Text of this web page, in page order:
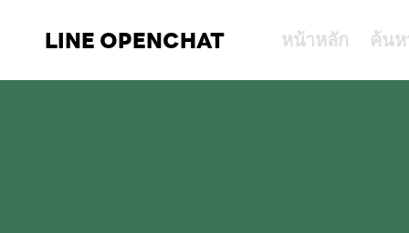
LINE OPENCHAT หน้าหลัก ค้นห